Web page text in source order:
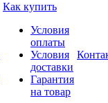
Как купить
Условия
оплаты
Условия
доставки
Гарантия
на товар